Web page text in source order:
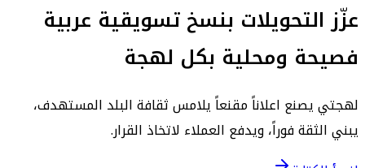
عزّز التحويلات بنسخ تسويقية عربية
فصيحة ومحلية بكل لهجة
لهجتي يصنع اعلاناً مقنعاً يلامس ثقافة البلد المستهدف،
يبني الثقة فوراً، ويدفع العملاء لاتخاذ القرار.